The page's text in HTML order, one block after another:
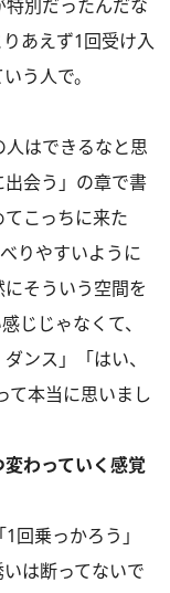
別だったんだな
あえず1回受け入
う人で。
はできるなと思
会う」の章で書
こっちに来た
りやすいように
にそういう空間を
じじゃなくて、
ンス」「はい、
て本当に思いまし
わっていく感覚
回乗っかろう」
は断ってないで